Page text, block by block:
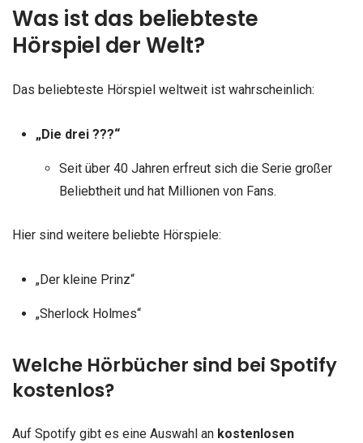
Was ist das beliebteste
Hörspiel der Welt?
Das beliebteste Hörspiel weltweit ist wahrscheinlich:
„Die drei ???“
Seit über 40 Jahren erfreut sich die Serie großer
Beliebtheit und hat Millionen von Fans.
Hier sind weitere beliebte Hörspiele:
„Der kleine Prinz“
„Sherlock Holmes“
Welche Hörbücher sind bei Spotify
kostenlos?
Auf Spotify gibt es eine Auswahl an kostenlosen